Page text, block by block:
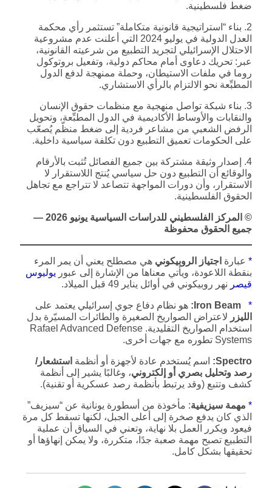
ضغط فلسطينية.
2. بناء “استراتيجية قانونية متكاملة” تستثمر رأي محكمة
العدل الدولية في يوليو 2024 التي أعلنت عدم مشروعية
الاحتلال الإسرائيلي لتجريد التطبيع من شرعيته القانونية،
عبر: تحريك دعاوى أمام محاكم دولية، وتفعيل بروتوكول
روما في ملفات الاستيطان، وحملة ممنهجة لدفع الدول
المطبِّعة نحو الالتزام بالرأي الاستشاري.
3. بناء شبكة تواصل منهجية مع منظمات حقوق الإنسان
والنقابات والأوساط الأكاديمية في الدول المطبِّعة، وتحويل
الرفض الشعبي من مشاعر فردية إلى ضغط منظّم يُصعّب
على الحكومات تعميق التطبيع دون تكلفة سياسية داخلية.
4. إصدار وثيقة مشتركة بين جميع الفصائل تُثبت بالأرقام
والوقائع أن التطبيع دون حل سياسي يُنتج اللاستقرار لا
الاستقرار، وأن دورات المواجهة تتصاعد لا تتراجع مع تجاهل
الحقوق الفلسطينية.
© المركز الفلسطيني للدراسات السياسية يونيو 2026 —
جميع الحقوق محفوظة
* عبارة اجتياز الروبيكوني هي مصطلح يعني أن يمر المرء
بنقطة اللاعودة، ويأتي معناها من الإشارة إلى عبور يوليوس
قيصر نهر روبيكوني في أوائل يناير 49 قبل الميلاد.
*
Iron Beam
: هو نظام دفاع جوي إسرائيلي يعتمد على
الليزر لاعتراض الصواريخ الصغيرة والطائرات المسيّرة بدل
استخدام الصواريخ التقليدية. Rafael Advanced Defense
Systems تطوره مع جهات أخرى.
Spectro
: اسم يُستخدم عادة لأجهزة أو أنظمة استشعار/
رصد وتحليل بصري أو إلكتروني، وغالبًا يشير إلى أنظمة
كشف وتتبع (وقد يرتبط بأنظمة رصد عسكرية أو تقنية).
* مهمة سيزيفية: مأخوذة من أسطورة يونانية عن “سيزيف”
الذي كان يدفع صخرة إلى أعلى الجبل، لكنها تسقط كل مرة
فيعود ويكرر العمل بلا نهاية، وتعني في السياق أن عملية
التطبيع تصبح مهمة صعبة جدًا، متكررة، ولا يمكن إنهاؤها أو
تحقيقها بشكل كامل.